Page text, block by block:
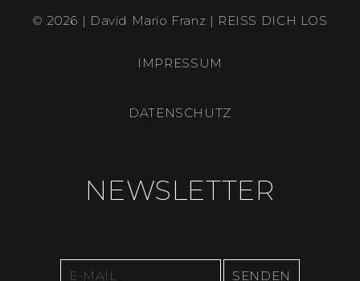
© 2026 | David Mario Franz | REISS DICH LOS
IMPRESSUM
DATENSCHUTZ
NEWSLETTER